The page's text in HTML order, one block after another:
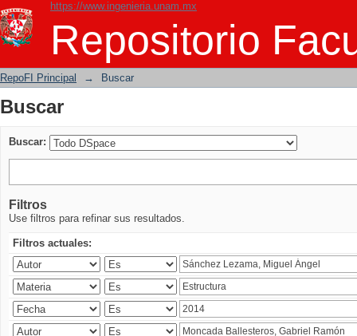
https://www.ingenieria.unam.mx
Repositorio
Buscar
RepoFI Principal → Buscar
Buscar
Buscar:
Filtros
Use filtros para refinar sus resultados.
Filtros actuales: